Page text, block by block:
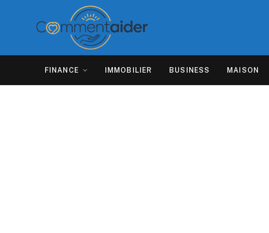
FINANCE IMMOBILIER BUSINESS MAISON